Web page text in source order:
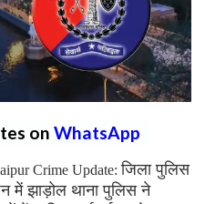
on WhatsApp
Crime Update:जिला पुलिस
में झाड़ोल थाना पुलिस ने